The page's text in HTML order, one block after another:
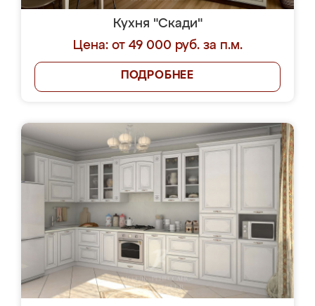
Кухня "Скади"
Цена: от 49 000 руб. за п.м.
ПОДРОБНЕЕ